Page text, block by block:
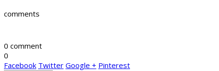
comments
0 comment
0
Facebook Twitter Google + Pinterest